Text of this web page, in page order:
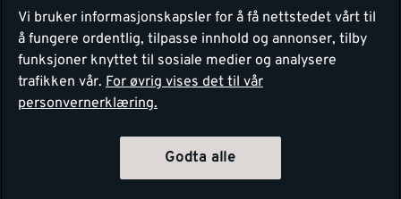
Vi bruker informasjonskapsler for å få nettstedet vårt til
å fungere ordentlig, tilpasse innhold og annonser, tilby
funksjoner knyttet til sosiale medier og analysere
trafikken vår. For øvrig vises det til vår
personvernerklæring.
Godta alle